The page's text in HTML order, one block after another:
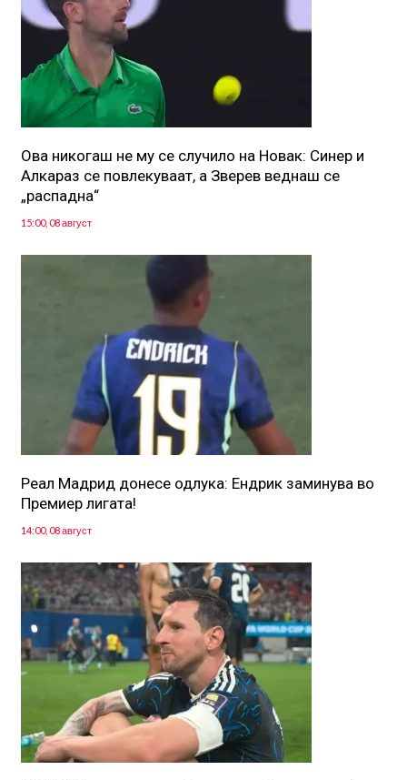
Ова никогаш не му се случило на Новак: Синер и
Алкараз се повлекуваат, а Зверев веднаш се
„распадна“
15:00, 08 август
Реал Мадрид донесе одлука: Eндрик заминува во
Премиер лигата!
14:00, 08 август